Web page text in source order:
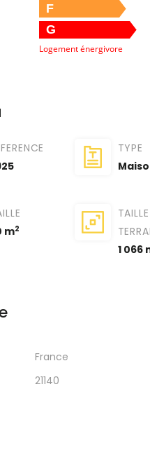
F
G
Logement énergivore
TYPE
m2
1 066
France
21140